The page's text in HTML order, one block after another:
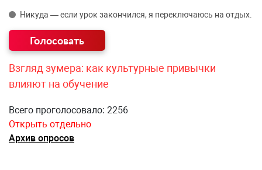
Никуда — если урок закончился, я переключаюсь на отдых.
Взгляд зумера: как культурные привычки
влияют на обучение
Всего проголосовало: 2256
Открыть отдельно
Архив опросов